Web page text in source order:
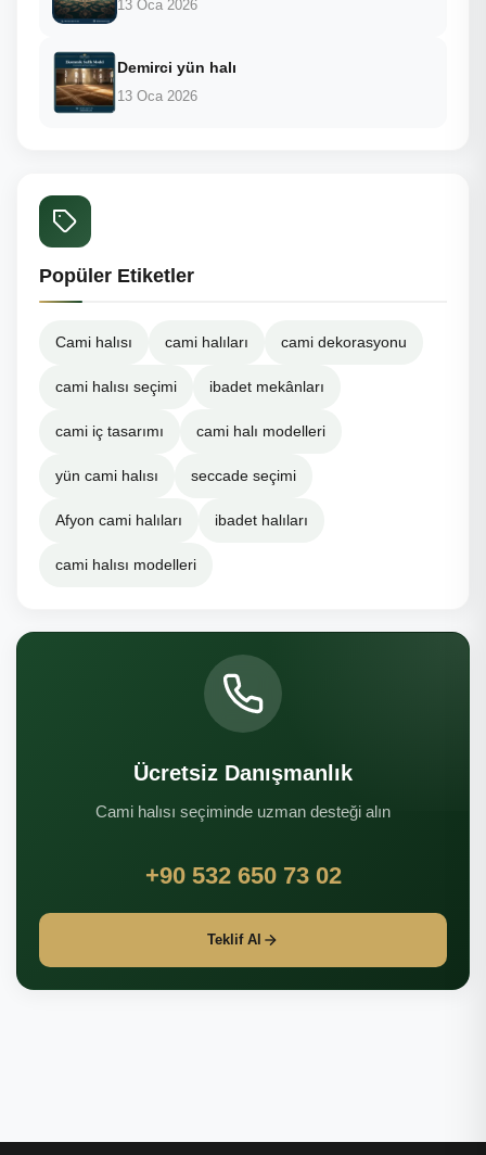
13 Oca 2026
Demirci yün halı
13 Oca 2026
Popüler Etiketler
Cami halısı cami halıları cami dekorasyonu
cami halısı seçimi ibadet mekânları
cami iç tasarımı cami halı modelleri
yün cami halısı seccade seçimi
Afyon cami halıları ibadet halıları
cami halısı modelleri
Ücretsiz Danışmanlık
Cami halısı seçiminde uzman desteği alın
+90 532 650 73 02
Teklif Al